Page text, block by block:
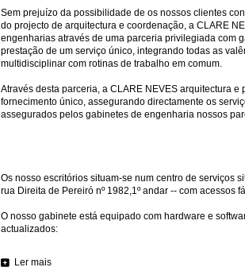
Sem prejuízo da possibilidade de os nossos clientes
do projecto de arquitectura e coordenação, a CLARE
engenharias através de uma parceria privilegiada com
prestação de um serviço único, integrando todas as
multidisciplinar com rotinas de trabalho em comum.
Através desta parceria, a CLARE NEVES arquitectura
fornecimento único, assegurando directamente os
assegurados pelos gabinetes de engenharia nossos
Os nosso escritórios situam-se num centro de serviços
rua Direita de Pereiró nº 1982,1º andar -- com acessos
O nosso gabinete está equipado com hardware e
actualizados:
Ler mais